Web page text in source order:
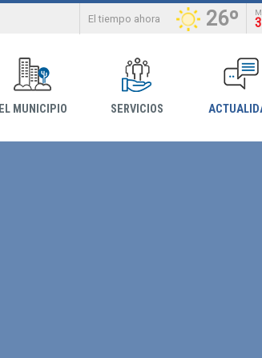
El tiempo ahora 26º
EL MUNICIPIO SERVICIOS